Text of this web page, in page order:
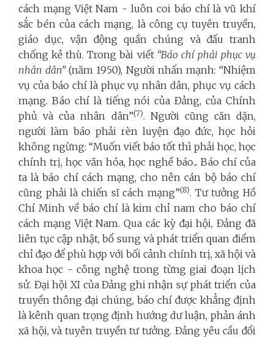
cách mạng Việt Nam - luôn coi báo chí là vũ khí
sắc bén của cách mạng, là công cụ tuyên truyền,
giáo dục, vận động quần chúng và đấu tranh
chống kẻ thù. Trong bài viết “Báo chí phải phục vụ
nhân dân”(năm 1950), Người nhấn mạnh: “Nhiệm
vụ của báo chí là phục vụ nhân dân, phục vụ cách
mạng. Báo chí là tiếng nói của Đảng, của Chính
phủ và của nhân dân”(7). Người cũng căn dặn,
người làm báo phải rèn luyện đạo đức, học hỏi
không ngừng: “Muốn viết báo tốt thì phải học, học
chính trị, học văn hóa, học nghề báo... Báo chí của
ta là báo chí cách mạng, cho nên cán bộ báo chí
cũng phải là chiến sĩ cách mạng”(8). Tư tưởng Hồ
Chí Minh về báo chí là kim chỉ nam cho báo chí
cách mạng Việt Nam. Qua các kỳ đại hội, Đảng đã
liên tục cập nhật, bổ sung và phát triển quan điểm
chỉ đạo để phù hợp với bối cảnh chính trị, xã hội và
khoa học - công nghệ trong từng giai đoạn lịch
sử. Đại hội XI của Đảng ghi nhận sự phát triển của
truyền thông đại chúng, báo chí được khẳng định
là kênh quan trọng định hướng dư luận, phản ánh
xã hội, và tuyên truyền tư tưởng. Đảng yêu cầu đổi